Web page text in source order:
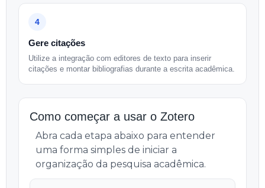
4
Gere citações
Utilize a integração com editores de texto para inserir
citações e montar bibliografias durante a escrita acadêmica.
Como começar a usar o Zotero
Abra cada etapa abaixo para entender
uma forma simples de iniciar a
organização da pesquisa acadêmica.